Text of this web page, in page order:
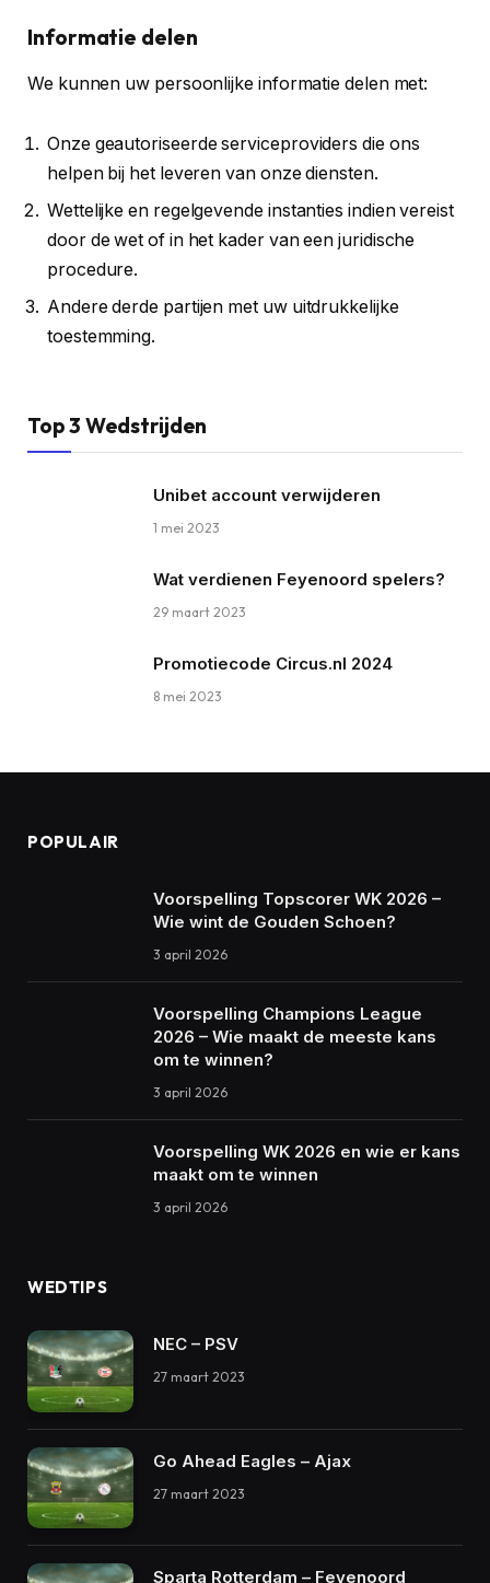
Informatie delen
We kunnen uw persoonlijke informatie delen met:
Onze geautoriseerde serviceproviders die ons
helpen bij het leveren van onze diensten.
Wettelijke en regelgevende instanties indien vereist
door de wet of in het kader van een juridische
procedure.
Andere derde partijen met uw uitdrukkelijke
toestemming.
Top 3 Wedstrijden
Unibet account verwijderen
1 mei 2023
Wat verdienen Feyenoord spelers?
29 maart 2023
Promotiecode Circus.nl 2024
8 mei 2023
POPULAIR
Voorspelling Topscorer WK 2026 –
Wie wint de Gouden Schoen?
3 april 2026
Voorspelling Champions League
2026 – Wie maakt de meeste kans
om te winnen?
3 april 2026
Voorspelling WK 2026 en wie er kans
maakt om te winnen
3 april 2026
WEDTIPS
NEC – PSV
27 maart 2023
Go Ahead Eagles – Ajax
27 maart 2023
Sparta Rotterdam – Feyenoord